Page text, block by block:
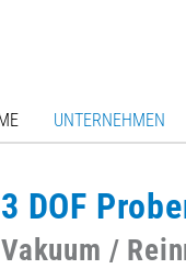
UNTERNEHMEN
3 DOF
Vakuum /